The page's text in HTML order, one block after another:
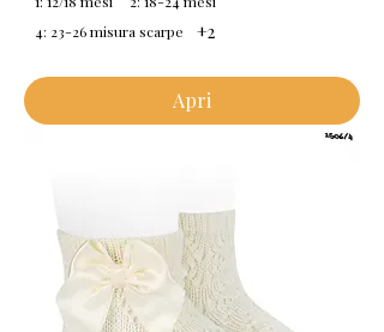
4: 23-26 misura scarpe
+2
Apri